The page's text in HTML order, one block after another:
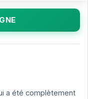
a été complètement